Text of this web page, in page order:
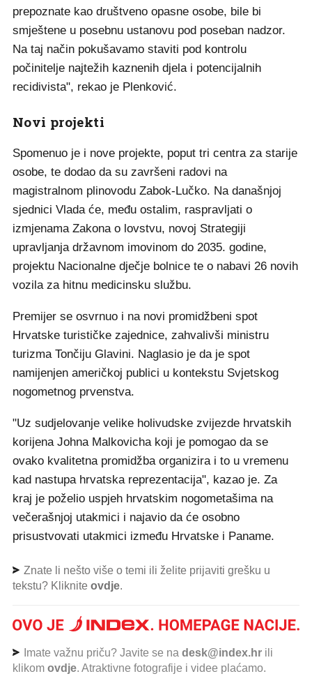
prepoznate kao društveno opasne osobe, bile bi
smještene u posebnu ustanovu pod poseban nadzor.
Na taj način pokušavamo staviti pod kontrolu
počinitelje najtežih kaznenih djela i potencijalnih
recidivista", rekao je Plenković.
Novi projekti
Spomenuo je i nove projekte, poput tri centra za starije
osobe, te dodao da su završeni radovi na
magistralnom plinovodu Zabok-Lučko. Na današnjoj
sjednici Vlada će, među ostalim, raspravljati o
izmjenama Zakona o lovstvu, novoj Strategiji
upravljanja državnom imovinom do 2035. godine,
projektu Nacionalne dječje bolnice te o nabavi 26 novih
vozila za hitnu medicinsku službu.
Premijer se osvrnuo i na novi promidžbeni spot
Hrvatske turističke zajednice, zahvalivši ministru
turizma Tončiju Glavini. Naglasio je da je spot
namijenjen američkoj publici u kontekstu Svjetskog
nogometnog prvenstva.
"Uz sudjelovanje velike holivudske zvijezde hrvatskih
korijena Johna Malkovicha koji je pomogao da se
ovako kvalitetna promidžba organizira i to u vremenu
kad nastupa hrvatska reprezentacija", kazao je. Za
kraj je poželio uspjeh hrvatskim nogometašima na
večerašnjoj utakmici i najavio da će osobno
prisustvovati utakmici između Hrvatske i Paname.
Znate li nešto više o temi ili želite prijaviti grešku u
tekstu? Kliknite ovdje.
Imate važnu priču? Javite se na desk@index.hr ili
klikom ovdje. Atraktivne fotografije i videe plaćamo.